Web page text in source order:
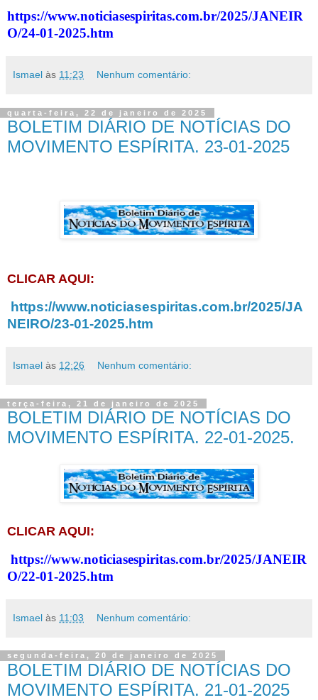
https://www.noticiasespiritas.com.br/2025/JANEIR
O/24-01-2025.htm
Ismael às 11:23 Nenhum comentário:
quarta-feira, 22 de janeiro de 2025
BOLETIM DIÁRIO DE NOTÍCIAS DO
MOVIMENTO ESPÍRITA. 23-01-2025
CLICAR AQUI:
https://www.noticiasespiritas.com.br/2025/JA
NEIRO/23-01-2025.htm
Ismael às 12:26 Nenhum comentário:
terça-feira, 21 de janeiro de 2025
BOLETIM DIÁRIO DE NOTÍCIAS DO
MOVIMENTO ESPÍRITA. 22-01-2025.
CLICAR AQUI:
https://www.noticiasespiritas.com.br/2025/JANEIR
O/22-01-2025.htm
Ismael às 11:03 Nenhum comentário:
segunda-feira, 20 de janeiro de 2025
BOLETIM DIÁRIO DE NOTÍCIAS DO
MOVIMENTO ESPÍRITA. 21-01-2025